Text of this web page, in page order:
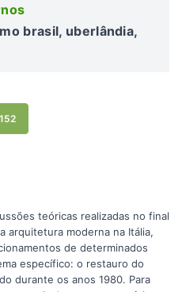
brasil, uberlândia,
teóricas realizadas no final
arquitetura moderna na Itália,
de determinados
específico: o restauro do
durante os anos 1980. Para